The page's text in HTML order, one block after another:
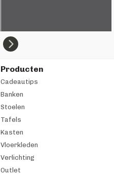
Producten
Cadeautips
Banken
Stoelen
Tafels
Kasten
Vloerkleden
Verlichting
Outlet